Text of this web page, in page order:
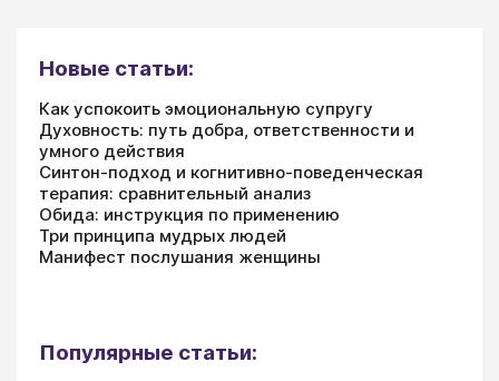
Новые статьи:
Как успокоить эмоциональную супругу
Духовность: путь добра, ответственности и
умного действия
Синтон-подход и когнитивно-поведенческая
терапия: сравнительный анализ
Обида: инструкция по применению
Три принципа мудрых людей
Манифест послушания женщины
Популярные статьи: